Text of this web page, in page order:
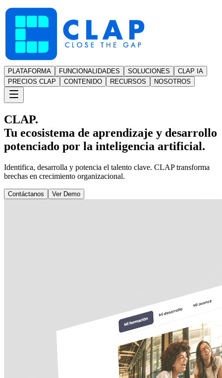
PLATAFORMA FUNCIONALIDADES SOLUCIONES
CLAP IA
PRECIOS CLAP
CONTENIDO RECURSOS NOSOTROS
CLAP.
Tu ecosistema de aprendizaje y desarrollo
potenciado por la inteligencia artificial.
Identifica, desarrolla y potencia el talento clave. CLAP transforma
brechas en crecimiento organizacional.
Contáctanos Ver Demo